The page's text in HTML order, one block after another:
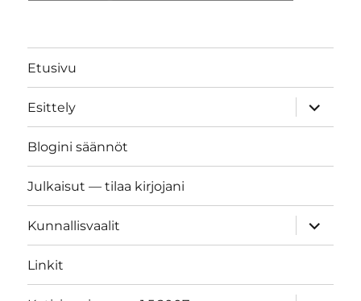
Etusivu
Esittely
näytä
Blogini säännöt
Julkaisut — tilaa kirjojani
Kunnallisvaalit
näytä
Linkit